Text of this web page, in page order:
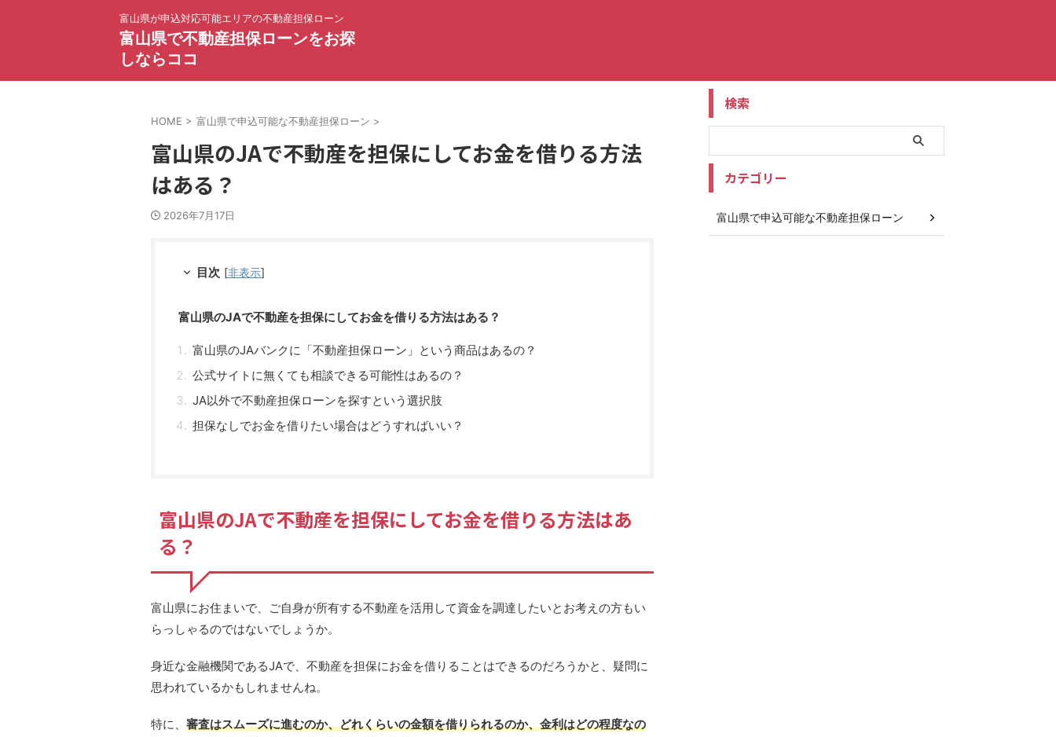
富山県が申込対応可能エリアの不動産担保ローン
富山県で不動産担保ローンをお探
しならココ
HOME > 富山県で申込可能な不動産担保ローン >
富山県のJAで不動産を担保にしてお金を借りる方法
はある？
2026年7月17日
目次 [非表示]
富山県のJAで不動産を担保にしてお金を借りる方法はある？
富山県のJAバンクに「不動産担保ローン」という商品はあるの？
公式サイトに無くても相談できる可能性はあるの？
JA以外で不動産担保ローンを探すという選択肢
担保なしでお金を借りたい場合はどうすればいい？
富山県のJAで不動産を担保にしてお金を借りる方法はあ
る？
富山県にお住まいで、ご自身が所有する不動産を活用して資金を調達したいとお考えの方もい
らっしゃるのではないでしょうか。
身近な金融機関であるJAで、不動産を担保にお金を借りることはできるのだろうかと、疑問に
思われているかもしれませんね。
特に、 審査はスムーズに進むのか、どれくらいの金額を借りられるのか、金利はどの程度なの
検索
カテゴリー
富山県で申込可能な不動産担保ローン